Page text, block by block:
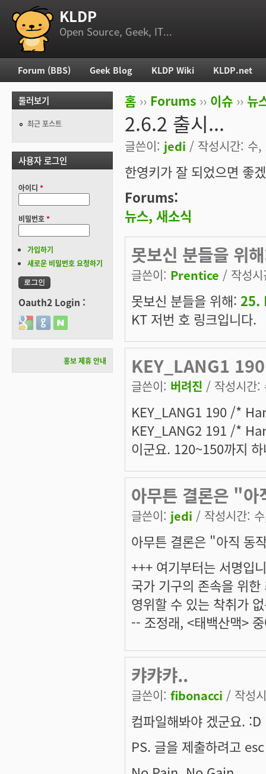
부 메뉴 KLDP
Open Source, Geek, IT...
현재 위치
홈 ›› Forums ›› 이슈 ›› 뉴
2.6.2 출시...
글쓴이: jedi / 작성시간:
한영키가 잘 되었으면 좋
Forums:
뉴스, 새소식
못보신 분들을
글쓴이: Prentice / 작성
못보신 분들을 위해: 25.
KT 저번 호 링크입니다.
KEY_LANG1
글쓴이: 버려진 / 작성시간
KEY_LANG1 190 /*
KEY_LANG2 191 /*
이군요. 120~150까지
아무튼 결론은 "
글쓴이: jedi / 작성시간:
아무튼 결론은 "아직 동
+++ 여기부터는 서명입
국가 기구의 존속을 위
영위할 수 있는 착취가
-- 조정래, <태백산맥>
캬캬캬..
글쓴이: fibonacci / 작성
컴파일해봐야 겠군요. :D
PS. 글을 제출하려고
주 메뉴
Forum (BBS) Geek Blog KLDP Wiki KLDP.net
둘러보기
최근 포스트
사용자 로그인
아이디 *
비밀번호*
가입하기
새로운 비밀번호 요청하기
Oauth2 Login :
Login with Google
Login with GitHub
Login with Naver
홍보 제휴 안내